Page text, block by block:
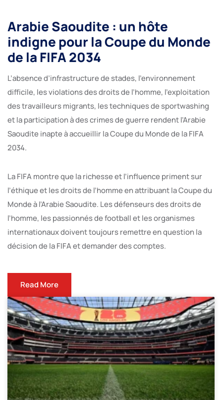
Arabie Saoudite : un hôte
indigne pour la Coupe du Monde
de la FIFA 2034
L’absence d’infrastructure de stades, l’environnement
difficile, les violations des droits de l’homme, l’exploitation
des travailleurs migrants, les techniques de sportwashing
et la participation à des crimes de guerre rendent l’Arabie
Saoudite inapte à accueillir la Coupe du Monde de la FIFA
2034.
La FIFA montre que la richesse et l’influence priment sur
l’éthique et les droits de l’homme en attribuant la Coupe du
Monde à l’Arabie Saoudite. Les défenseurs des droits de
l’homme, les passionnés de football et les organismes
internationaux doivent toujours remettre en question la
décision de la FIFA et demander des comptes.
Read More